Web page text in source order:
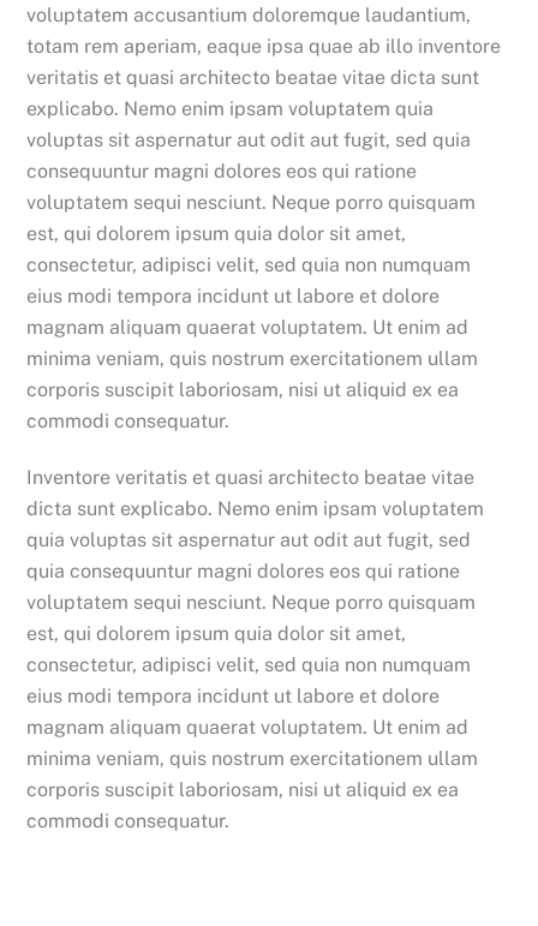
voluptatem accusantium doloremque laudantium,
totam rem aperiam, eaque ipsa quae ab illo inventore
veritatis et quasi architecto beatae vitae dicta sunt
explicabo. Nemo enim ipsam voluptatem quia
voluptas sit aspernatur aut odit aut fugit, sed quia
consequuntur magni dolores eos qui ratione
voluptatem sequi nesciunt. Neque porro quisquam
est, qui dolorem ipsum quia dolor sit amet,
consectetur, adipisci velit, sed quia non numquam
eius modi tempora incidunt ut labore et dolore
magnam aliquam quaerat voluptatem. Ut enim ad
minima veniam, quis nostrum exercitationem ullam
corporis suscipit laboriosam, nisi ut aliquid ex ea
commodi consequatur.
Inventore veritatis et quasi architecto beatae vitae
dicta sunt explicabo. Nemo enim ipsam voluptatem
quia voluptas sit aspernatur aut odit aut fugit, sed
quia consequuntur magni dolores eos qui ratione
voluptatem sequi nesciunt. Neque porro quisquam
est, qui dolorem ipsum quia dolor sit amet,
consectetur, adipisci velit, sed quia non numquam
eius modi tempora incidunt ut labore et dolore
magnam aliquam quaerat voluptatem. Ut enim ad
minima veniam, quis nostrum exercitationem ullam
corporis suscipit laboriosam, nisi ut aliquid ex ea
commodi consequatur.